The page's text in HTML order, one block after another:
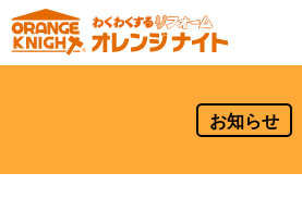
お知らせ